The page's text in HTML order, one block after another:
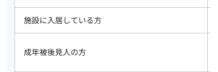
施設に入居している方
成年被後見人の方